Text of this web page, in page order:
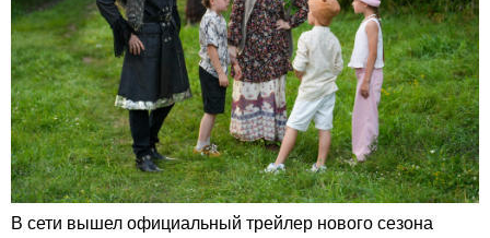
В сети вышел официальный трейлер нового сезона